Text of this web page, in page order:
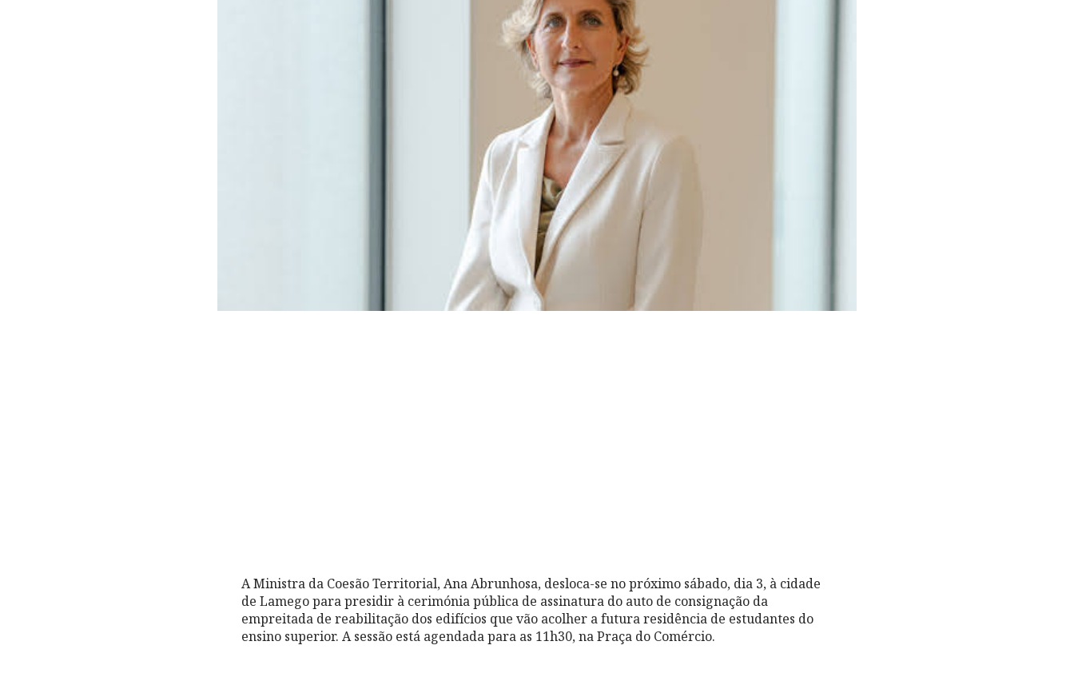
A Ministra da Coesão Territorial, Ana Abrunhosa, desloca-se no próximo sábado, dia 3, à cidade
de Lamego para presidir à cerimónia pública de assinatura do auto de consignação da
empreitada de reabilitação dos edifícios que vão acolher a futura residência de estudantes do
ensino superior. A sessão está agendada para as 11h30, na Praça do Comércio.